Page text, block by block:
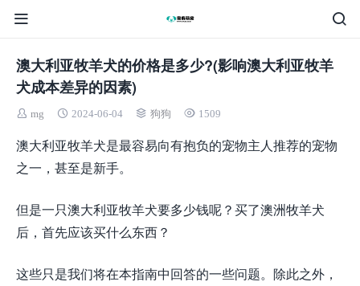
澳大利亚牧羊犬的价格是多少?(影响澳大利亚牧羊
犬成本差异的因素)
mg 2024-06-04 狗狗 1509
澳大利亚牧羊犬是最容易向有抱负的宠物主人推荐的宠物
之一，甚至是新手。
但是一只澳大利亚牧羊犬要多少钱呢？买了澳洲牧羊犬
后，首先应该买什么东西？
这些只是我们将在本指南中回答的一些问题。除此之外，